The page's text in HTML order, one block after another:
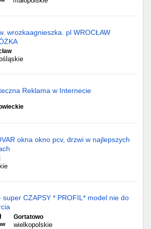
wrozkaagnieszka. pl WROCŁAW
Reklama w Internecie
okna okno pcv, drzwi w najlepszych
super CZAPSY * PROFIL* model nie do
Gortatowo
wielkopolskie